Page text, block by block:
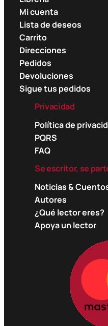
Mi cuenta
Lista de deseos
Carrito
Direcciones
Pedidos
Devoluciones
Sigue tus pedidos
Privacidad
Política de
PQRS
FAQ
Se escritor, se
Noticias &
Autores
¿Qué lector eres?
Apoya un lector